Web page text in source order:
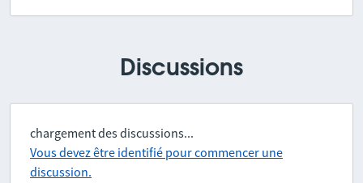
Discussions
chargement des discussions...
Vous devez être identifié pour commencer une
discussion.